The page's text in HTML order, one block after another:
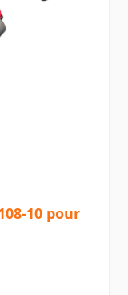
10 pour